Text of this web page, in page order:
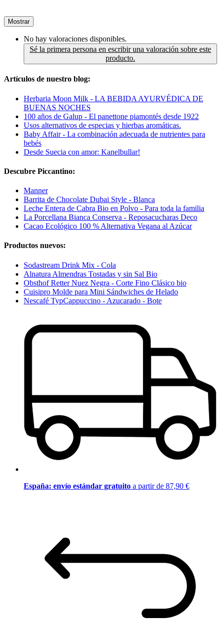
Mostrar
No hay valoraciones disponibles.
Sé la primera persona en escribir una valoración sobre este
producto.
Artículos de nuestro blog:
Herbaria Moon Milk - LA BEBIDA AYURVÉDICA DE
BUENAS NOCHES
100 años de Galup - El panettone piamontés desde 1922
Usos alternativos de especias y hierbas aromáticas.
Baby Affair - La combinación adecuada de nutrientes para
bebés
Desde Suecia con amor: Kanelbullar!
Descubre Piccantino:
Manner
Barrita de Chocolate Dubai Style - Blanca
Leche Entera de Cabra Bio en Polvo - Para toda la familia
La Porcellana Bianca Conserva - Reposacucharas Deco
Cacao Ecológico 100 % Alternativa Vegana al Azúcar
Productos nuevos:
Sodastream Drink Mix - Cola
Alnatura Almendras Tostadas y sin Sal Bio
Obsthof Retter Nuez Negra - Corte Fino Clásico bio
Cuisipro Molde para Mini Sándwiches de Helado
Nescafé TypCappuccino - Azucarado - Bote
España: envío estándar gratuito a partir de 87,90 €